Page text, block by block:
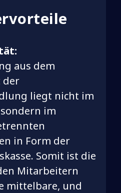
aus dem
der
liegt nicht im
im
in Form der
Somit ist die
Mitarbeitern
mittelbare, und